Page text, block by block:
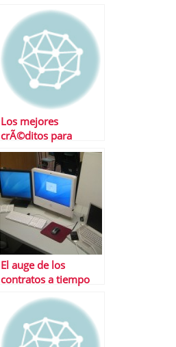
Los mejores
crÃ©ditos para
emprendedores
El auge de los
contratos a tiempo